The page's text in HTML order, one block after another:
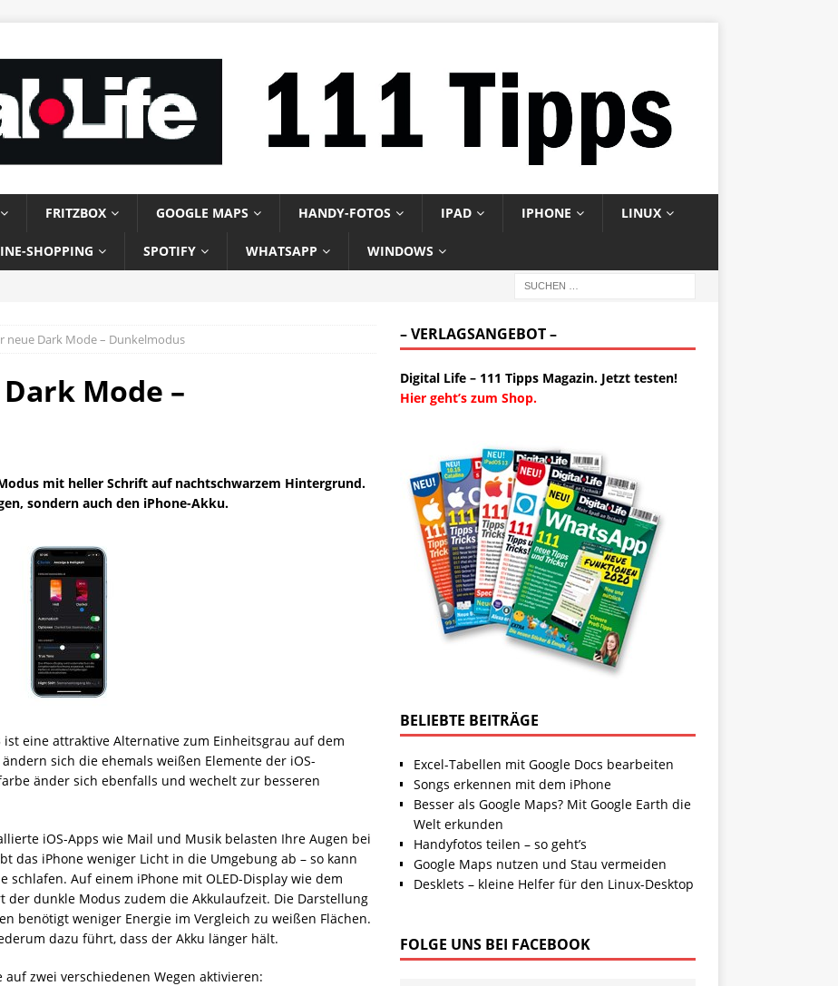
FRITZBOX GOOGLE MAPS HANDY-FOTOS IPAD IPHONE LINUX
SHOPPING SPOTIFY WHATSAPP WINDOWS
neue Dark Mode – Dunkelmodus
Mode –
mit heller Schrift auf nachtschwarzem Hintergrund.
sondern auch den iPhone-Akku.
eine attraktive Alternative zum Einheitsgrau auf dem
sich die ehemals weißen Elemente der iOS-
änder sich ebenfalls und wechelt zur besseren
iOS-Apps wie Mail und Musik belasten Ihre Augen bei
das iPhone weniger Licht in die Umgebung ab – so kann
Auf einem iPhone mit OLED-Display wie dem
der dunkle Modus zudem die Akkulaufzeit. Die Darstellung
benötigt weniger Energie im Vergleich zu weißen Flächen.
dazu führt, dass der Akku länger hält.
zwei verschiedenen Wegen aktivieren:
– VERLAGSANGEBOT –
Digital Life – 111 Tipps Magazin. Jetzt testen!
Hier geht’s zum Shop.
BELIEBTE BEITRÄGE
Excel-Tabellen mit Google Docs bearbeiten
Songs erkennen mit dem iPhone
Besser als Google Maps? Mit Google Earth die
Welt erkunden
Handyfotos teilen – so geht’s
Google Maps nutzen und Stau vermeiden
Desklets – kleine Helfer für den Linux-Desktop
FOLGE UNS BEI FACEBOOK